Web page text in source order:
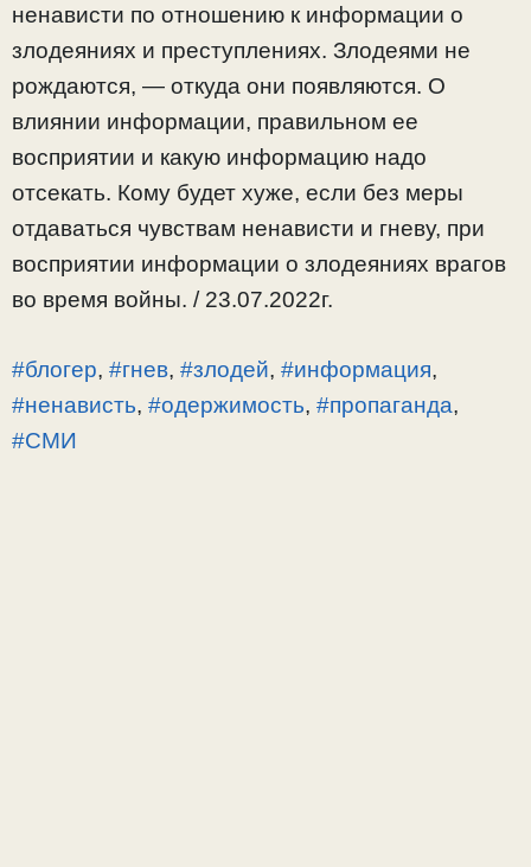
ненависти по отношению к информации о
злодеяниях и преступлениях. Злодеями не
рождаются, — откуда они появляются. О
влиянии информации, правильном ее
восприятии и какую информацию надо
отсекать. Кому будет хуже, если без меры
отдаваться чувствам ненависти и гневу, при
восприятии информации о злодеяниях врагов
во время войны. / 23.07.2022г.
#блогер, #гнев, #злодей, #информация,
#ненависть, #одержимость, #пропаганда,
#СМИ